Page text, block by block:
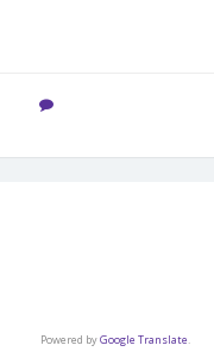
Powered byGoogle Translate.